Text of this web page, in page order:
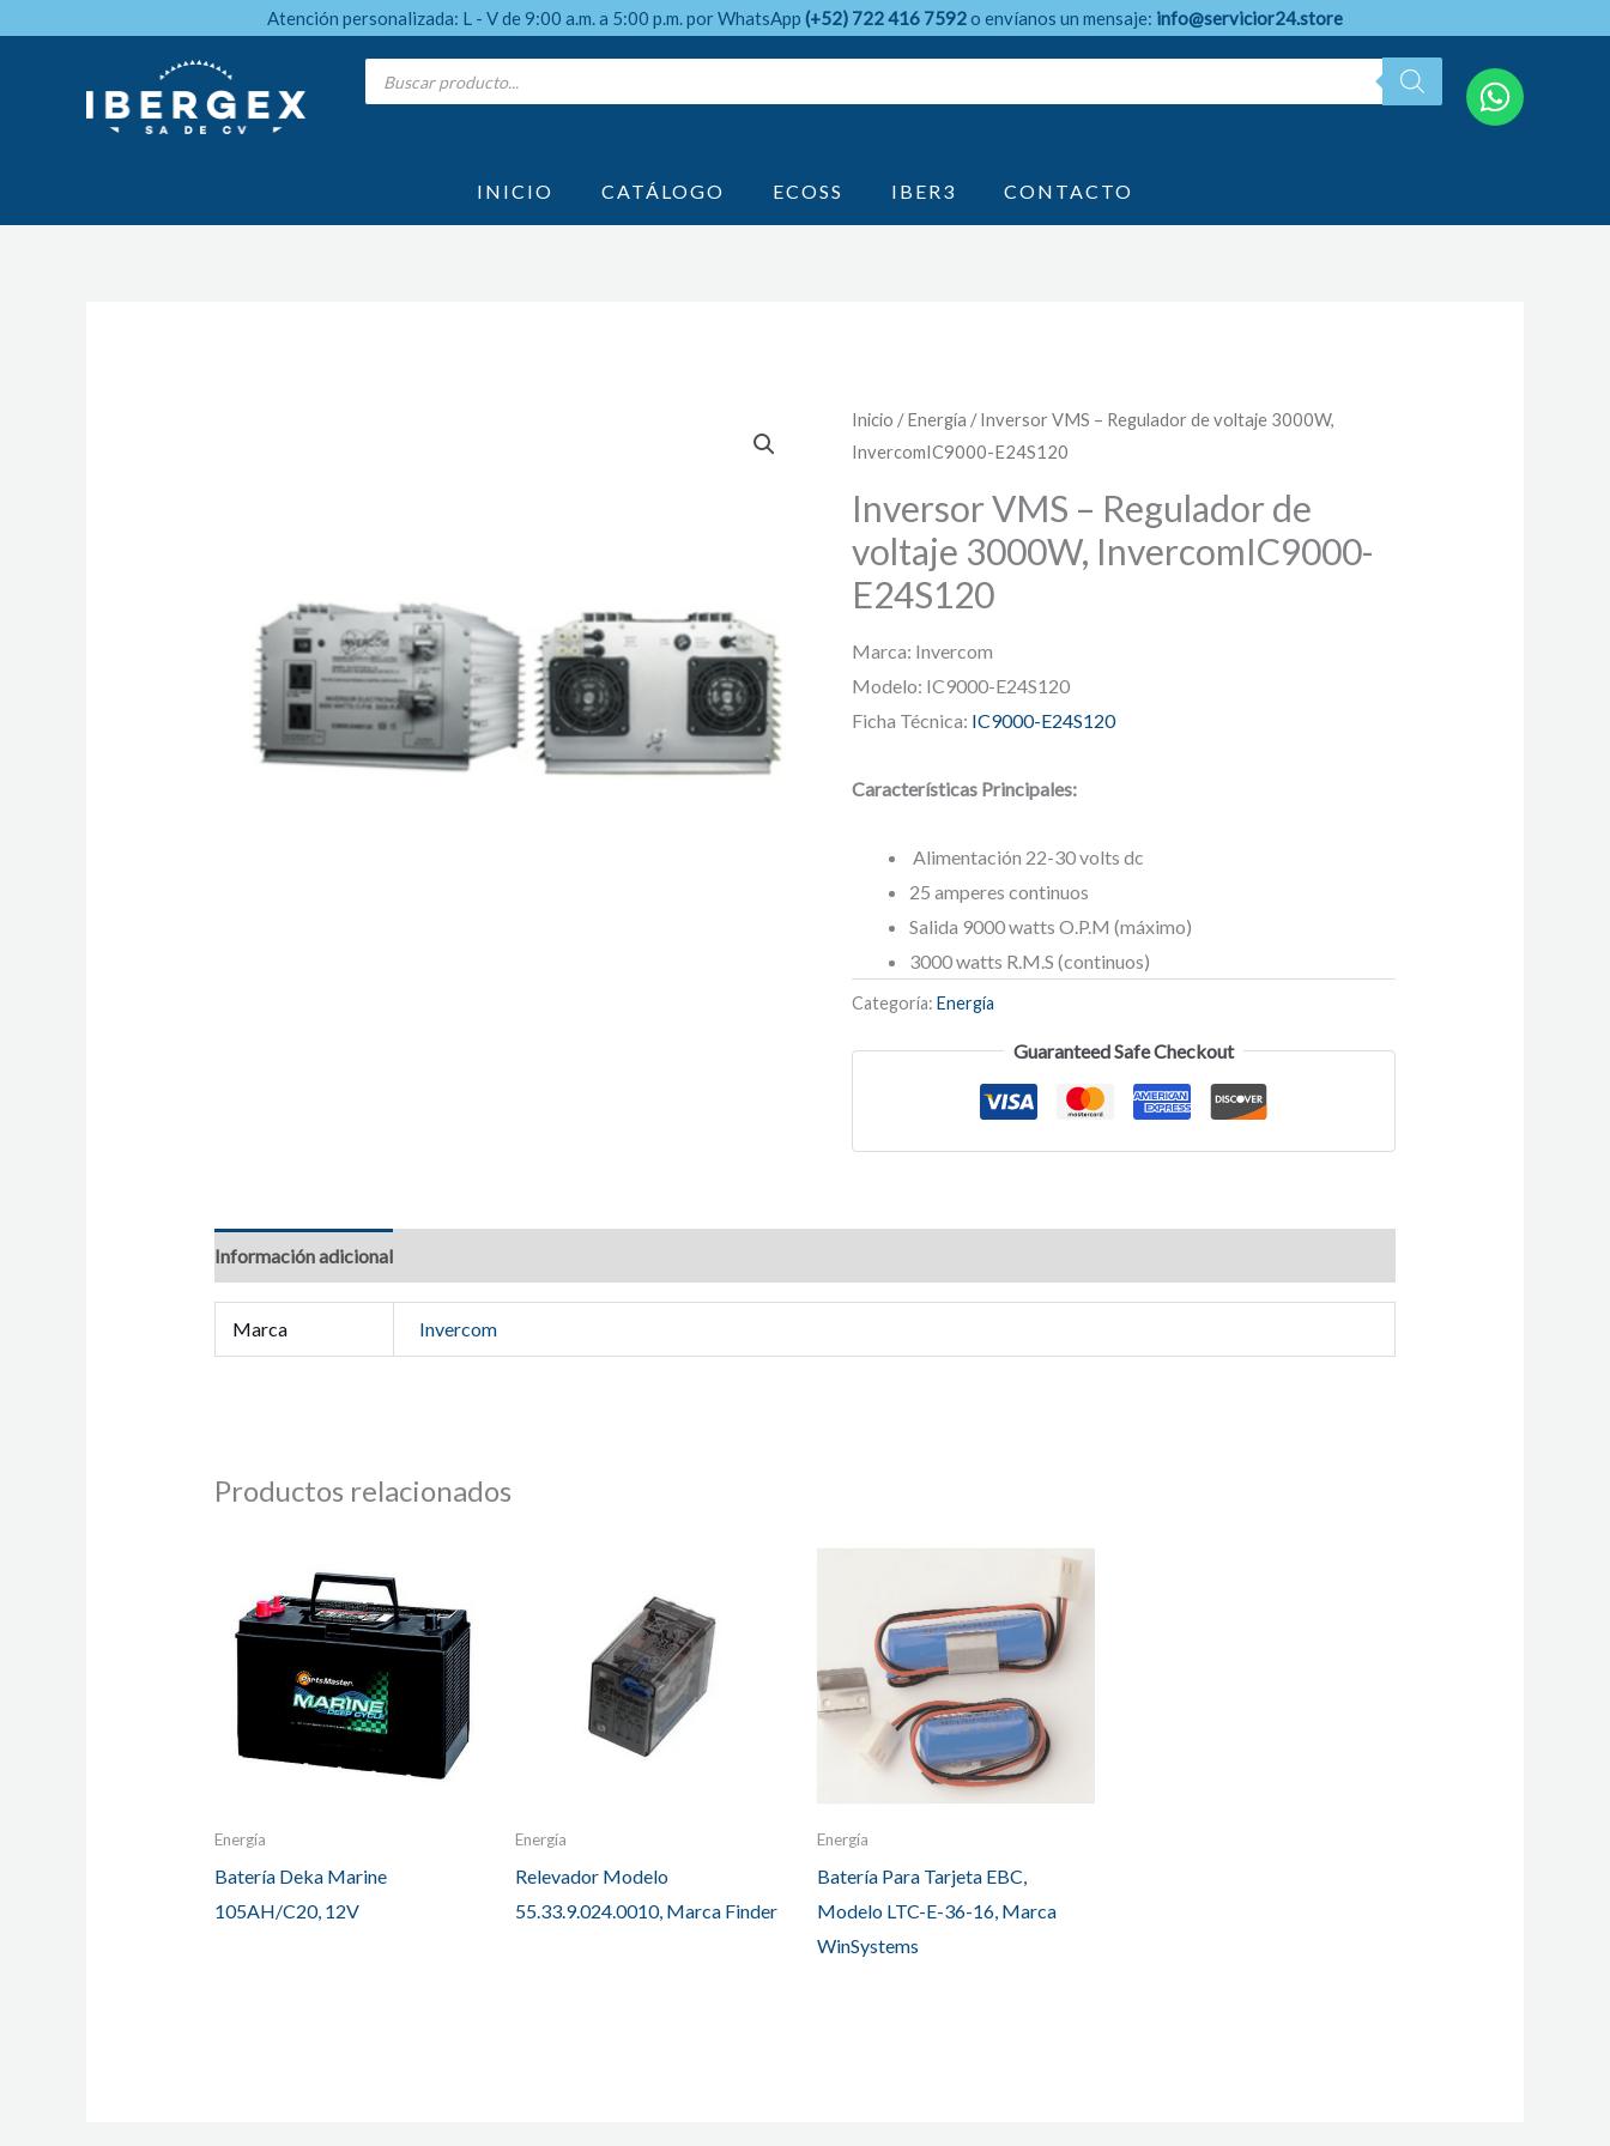
Atención personalizada: L - V de 9:00 a.m. a 5:00 p.m. por WhatsApp (+52) 722 416 7592o envíanos un mensaje: info@servicior24.store
Products
search
INICIO CATÁLOGO ECOSS IBER3 CONTACTO
Inicio /Energía / Inversor VMS – Regulador de voltaje 3000W,
InvercomIC9000-E24S120
Inversor VMS – Regulador de
voltaje 3000W, InvercomIC9000-
E24S120
Marca: Invercom
Modelo: IC9000-E24S120
Ficha Técnica: IC9000-E24S120
Características Principales:
Alimentación 22-30 volts dc
25 amperes continuos
Salida 9000 watts O.P.M (máximo)
3000 watts R.M.S (continuos)
Categoría:Energía
Guaranteed Safe Checkout
Información adicional
Marca Invercom
Productos relacionados
Energía
Batería Deka Marine
105AH/C20, 12V
Energía
Relevador Modelo
55.33.9.024.0010, Marca Finder
Energía
Batería Para Tarjeta EBC,
Modelo LTC-E-36-16, Marca
WinSystems